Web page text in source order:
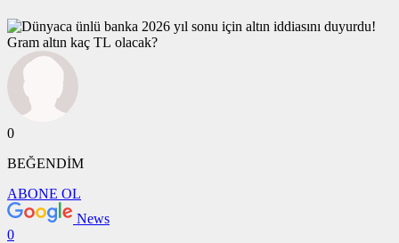
0
BEĞENDİM
ABONE OL
News
0